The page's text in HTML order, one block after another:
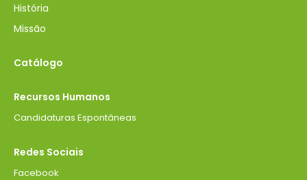
História
Missão
Catálogo
Recursos Humanos
Candidaturas Espontâneas
Redes Sociais
Facebook